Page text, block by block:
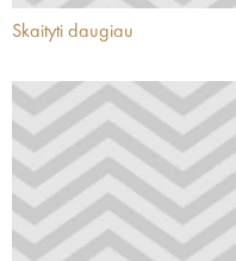
Skaityti daugiau